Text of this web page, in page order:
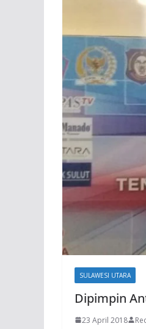
SULAWESI UTARA
Dipimpin
23 April 2018